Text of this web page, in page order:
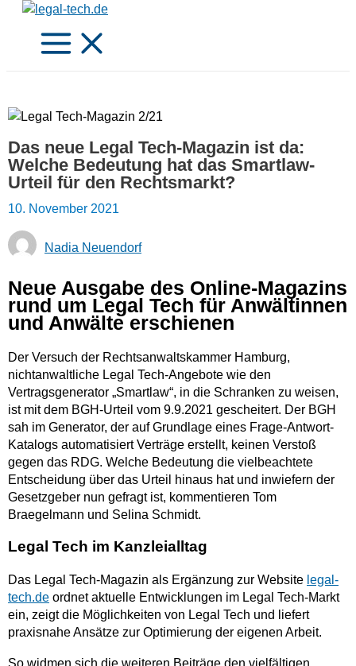
Zum
springen
Das neue Legal Tech-Magazin ist da:
Welche Bedeutung hat das Smartlaw-
Urteil für den Rechtsmarkt?
10. November 2021
Nadia Neuendorf
Neue Ausgabe des Online-Magazins
rund um Legal Tech für Anwältinnen
und Anwälte erschienen
Der Versuch der Rechtsanwaltskammer Hamburg,
nichtanwaltliche Legal Tech-Angebote wie den
Vertragsgenerator „Smartlaw“, in die Schranken zu weisen,
ist mit dem BGH-Urteil vom 9.9.2021 gescheitert. Der BGH
sah im Generator, der auf Grundlage eines Frage-Antwort-
Katalogs automatisiert Verträge erstellt, keinen Verstoß
gegen das RDG. Welche Bedeutung die vielbeachtete
Entscheidung über das Urteil hinaus hat und inwiefern der
Gesetzgeber nun gefragt ist, kommentieren Tom
Braegelmann und Selina Schmidt.
Legal Tech im Kanzleialltag
Das Legal Tech-Magazin als Ergänzung zur Website legal-
tech.de ordnet aktuelle Entwicklungen im Legal Tech-Markt
ein, zeigt die Möglichkeiten von Legal Tech und liefert
praxisnahe Ansätze zur Optimierung der eigenen Arbeit.
So widmen sich die weiteren Beiträge den vielfältigen